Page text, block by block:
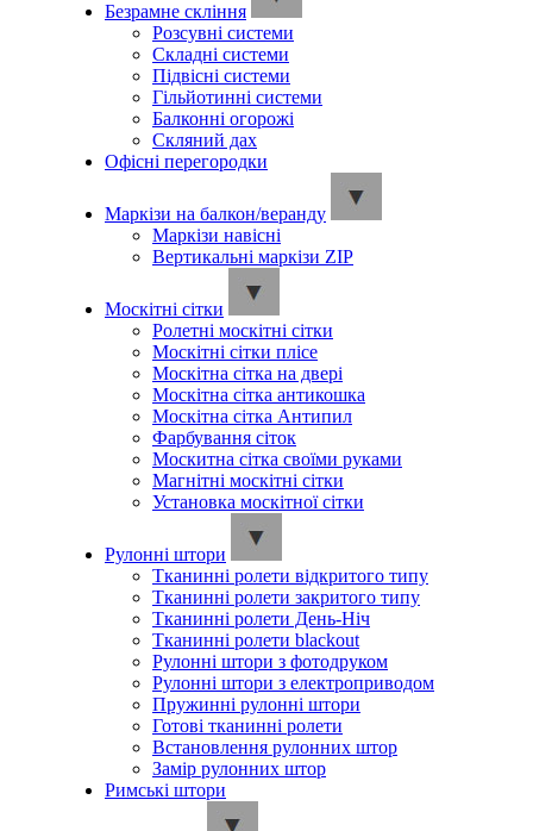
Безрамне скління
Розсувні системи
Складні системи
Підвісні системи
Гільйотинні системи
Балконні огорожі
Скляний дах
Офісні перегородки
Маркізи на балкон/веранду
Маркізи навісні
Вертикальні маркізи ZIP
Москітні сітки
Ролетні москітні сітки
Москітні сітки плісе
Москітна сітка на двері
Москітна сітка антикошка
Москітна сітка Антипил
Фарбування сіток
Москитна сітка своїми руками
Магнітні москітні сітки
Установка москітної сітки
Рулонні штори
Тканинні ролети відкритого типу
Тканинні ролети закритого типу
Тканинні ролети День-Ніч
Тканинні ролети blackout
Рулонні штори з фотодруком
Рулонні штори з електроприводом
Пружинні рулонні штори
Готові тканинні ролети
Встановлення рулонних штор
Замір рулонних штор
Римські штори